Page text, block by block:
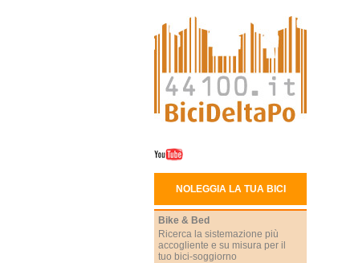
NOLEGGIA LA TUA BICI
Bike & Bed
Ricerca la sistemazione più
accogliente e su misura per il
tuo bici-soggiorno